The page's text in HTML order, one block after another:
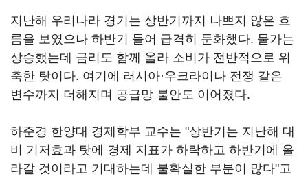
지난해 우리나라 경기는 상반기까지 나쁘지 않은 흐
름을 보였으나 하반기 들어 급격히 둔화했다. 물가는
상승했는데 금리도 함께 올라 소비가 전반적으로 위
축한 탓이다. 여기에 러시아·우크라이나 전쟁 같은
변수까지 더해지며 공급망 불안도 이어졌다.
하준경 한양대 경제학부 교수는 "상반기는 지난해 대
비 기저효과 탓에 경제 지표가 하락하고 하반기에 올
라갈 것이라고 기대하는데 불확실한 부분이 많다"고